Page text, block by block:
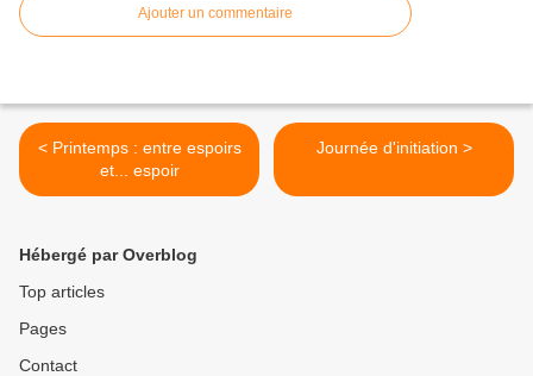
Ajouter un commentaire
< Printemps : entre espoirs
et... espoir
Journée d'initiation >
Hébergé par Overblog
Top articles
Pages
Contact